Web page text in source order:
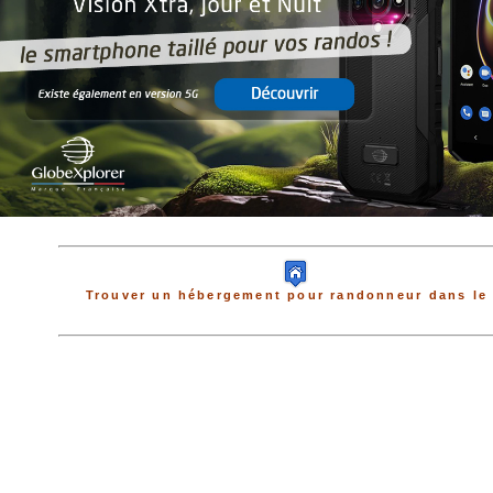
Trouver un hébergement pour randonneur dans le